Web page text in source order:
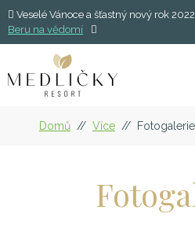
Veselé Vánoce a šťastný nový rok
Beru na vědomí
Domů // Více // Fotogalerie